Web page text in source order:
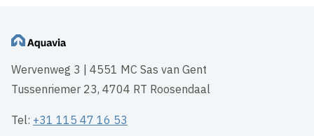
Wervenweg 3 | 4551 MC Sas van Gent
Tussenriemer 23, 4704 RT Roosendaal
Tel: +31 115 47 16 53